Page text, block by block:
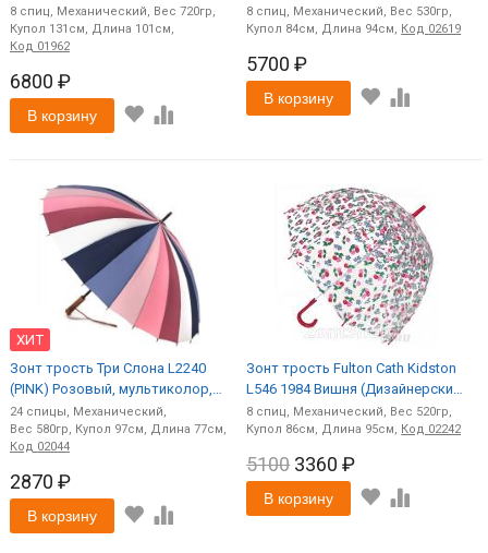
Ветроустойчивый, гольфер
8спиц Механический
720
131
101
Код 01962
6800 ₽
В корзину
8 спиц Механический
530
84
94 Код 02619
5700 ₽
В корзину
ХИТ
Зонт трость Три Cлона L2240
(PINK) Розовый, мультиколор,
24 спицы, ручка дерево
24спицы
Механический
580
97
77
Код 02044
2870 ₽
В корзину
Зонт трость Fulton Cath Kidston
L546 1984 Вишня (Дизайнерский)
прозрачный
8 спиц Механический
520
86
95 Код 02242
5100 3360 ₽
В корзину